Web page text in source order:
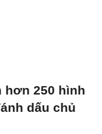
hơn 250 hình
dấu chủ